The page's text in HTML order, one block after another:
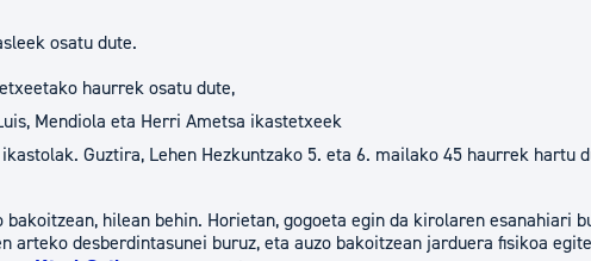
osatu dute.
haurrek osatu dute,
Mendiola eta Herri Ametsa ikastetxeek
Guztira, Lehen Hezkuntzako 5. eta 6. mailako 45 haurrek hartu
hilean behin. Horietan, gogoeta egin da kirolaren esanahiari
arteko desberdintasunei buruz, eta auzo bakoitzean jarduera fisikoa